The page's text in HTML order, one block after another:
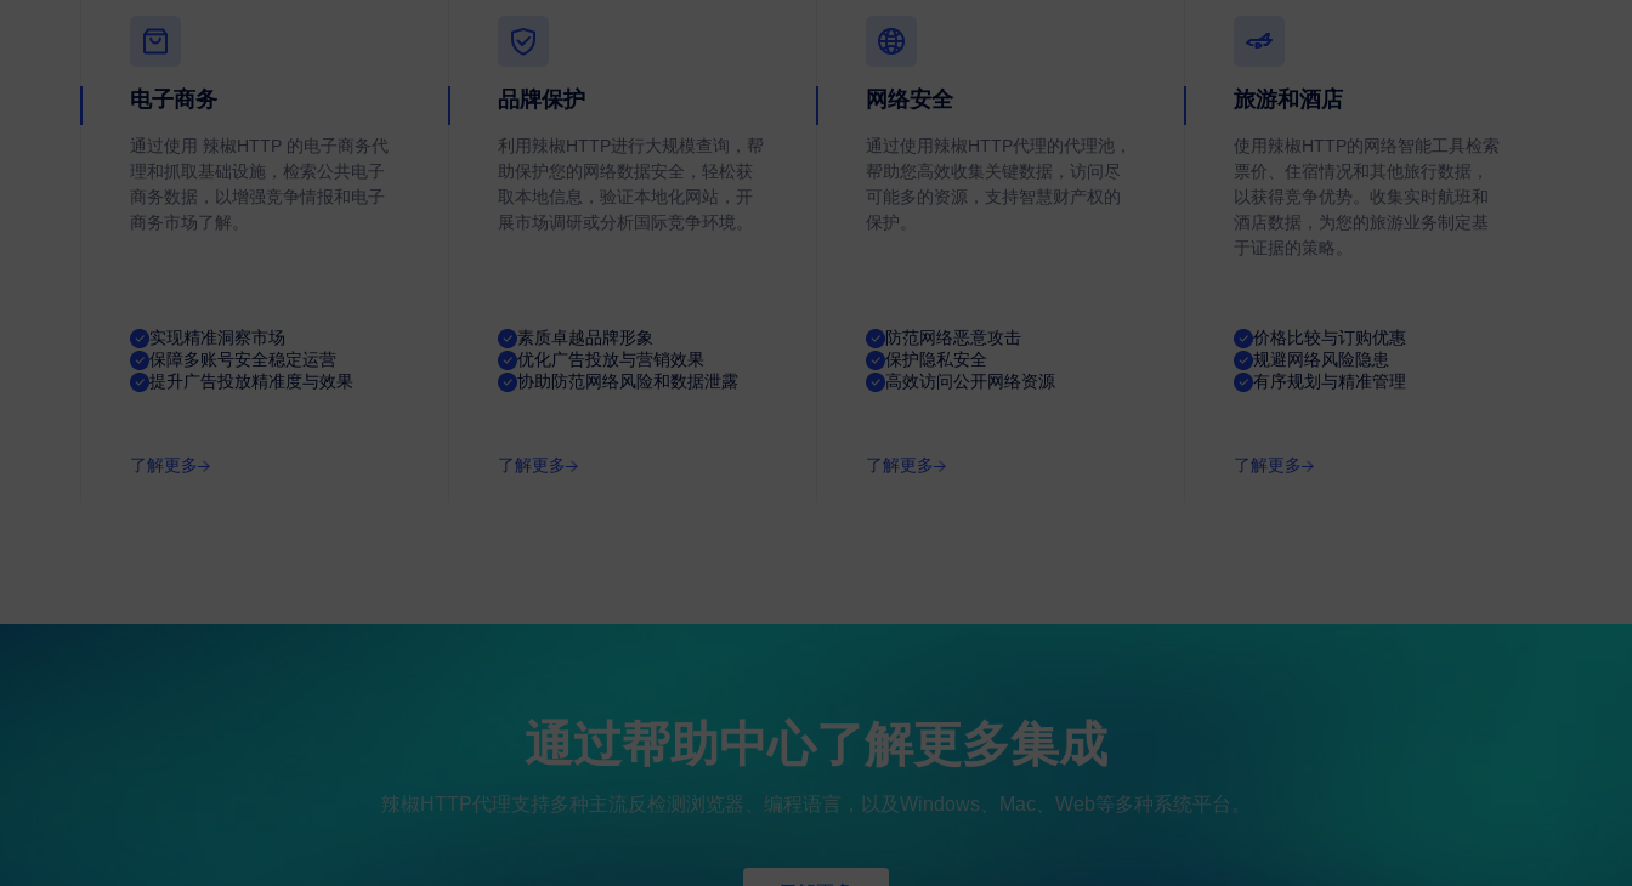
电子商务
通过使用 辣椒HTTP 的电子商务代
理和抓取基础设施，检索公共电子
商务数据，以增强竞争情报和电子
商务市场了解。
实现精准洞察市场
保障多账号安全稳定运营
提升广告投放精准度与效果
了解更多
品牌保护
利用辣椒HTTP进行大规模查询，帮
助保护您的网络数据安全，轻松获
取本地信息，验证本地化网站，开
展市场调研或分析国际竞争环境。
素质卓越品牌形象
优化广告投放与营销效果
协助防范网络风险和数据泄露
了解更多
网络安全
通过使用辣椒HTTP代理的代理池，
帮助您高效收集关键数据，访问尽
可能多的资源，支持智慧财产权的
保护。
防范网络恶意攻击
保护隐私安全
高效访问公开网络资源
了解更多
旅游和酒店
使用辣椒HTTP的网络智能工具检索
票价、住宿情况和其他旅行数据，
以获得竞争优势。收集实时航班和
酒店数据，为您的旅游业务制定基
于证据的策略。
价格比较与订购优惠
规避网络风险隐患
有序规划与精准管理
了解更多
通过帮助中心了解更多集成
辣椒HTTP代理支持多种主流反检测浏览器、编程语言，以及Windows、Mac、Web等多种系统平台。
全域持续稳定网络连接
访问卡顿、延迟等问题。
可视化后台操作便捷，可一键筛选地区 IP，自主查看使用数据与监控图表，支持白名单 IP 模式，
适配电子商务、品牌保护、市场调研等全部业务场景，动态 / 静态 / 不限量多类型套餐灵活匹配不